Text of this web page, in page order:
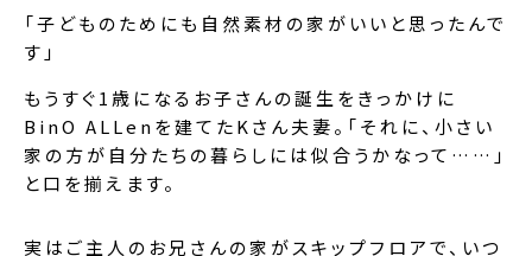
「子どものためにも自然素材の家がいいと思ったんで
す」
もうすぐ1歳になるお子さんの誕生をきっかけに
BinO ALLenを建てたKさん夫妻。「それに、小さい
家の方が自分たちの暮らしには似合うかなって……」
と口を揃えます。
実はご主人のお兄さんの家がスキップフロアで、いつ